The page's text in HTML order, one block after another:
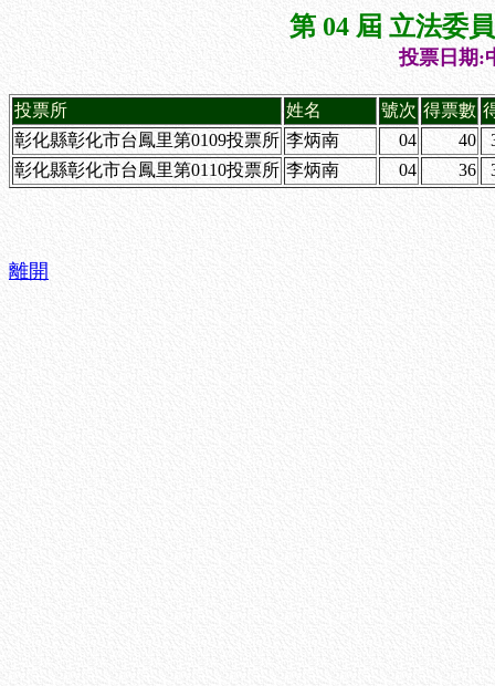
第 04 屆 立法委
投票日期:
投票所 姓名 號次 得票數
彰化縣彰化市台鳳里第0109投票所 李炳南 04 40
彰化縣彰化市台鳳里第0110投票所 李炳南 04 36
離開